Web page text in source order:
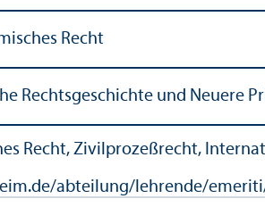
Recht
Rechts­geschichte und Neuere
Recht, Zivilprozeßrecht,
abteilung/lehr­ende/